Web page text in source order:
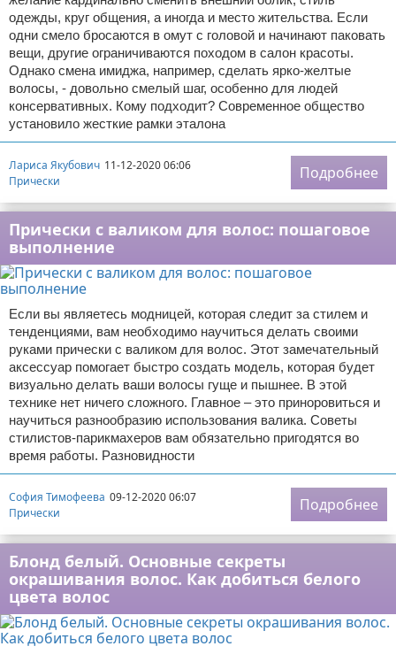
одежды, круг общения, а иногда и место жительства. Если
одни смело бросаются в омут с головой и начинают паковать
вещи, другие ограничиваются походом в салон красоты.
Однако смена имиджа, например, сделать ярко-желтые
волосы, - довольно смелый шаг, особенно для людей
консервативных. Кому подходит? Современное общество
установило жесткие рамки эталона
Лариса Якубович 11-12-2020 06:06
Прически
Подробнее
Прически с валиком для волос: пошаговое
выполнение
Если вы являетесь модницей, которая следит за стилем и
тенденциями, вам необходимо научиться делать своими
руками прически с валиком для волос. Этот замечательный
аксессуар помогает быстро создать модель, которая будет
визуально делать ваши волосы гуще и пышнее. В этой
технике нет ничего сложного. Главное – это приноровиться и
научиться разнообразию использования валика. Советы
стилистов-парикмахеров вам обязательно пригодятся во
время работы. Разновидности
София Тимофеева 09-12-2020 06:07
Прически
Подробнее
Блонд белый. Основные секреты
окрашивания волос. Как добиться белого
цвета волос